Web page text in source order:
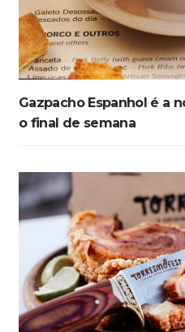
Gazpacho Espanhol é a
o final de semana